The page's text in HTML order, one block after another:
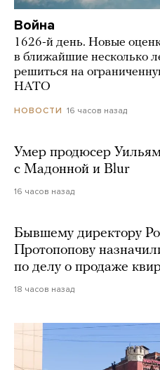
Война
1626-й день. Новые
в ближайшие несколько
решиться на
НАТО
НОВОСТИ 16 часов назад
Умер продюсер
с Мадонной и Blur
16 часов назад
Бывшему директору
Протопопову
по делу о продаже
18 часов назад